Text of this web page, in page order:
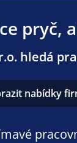
pryč,
hledá
nabídky